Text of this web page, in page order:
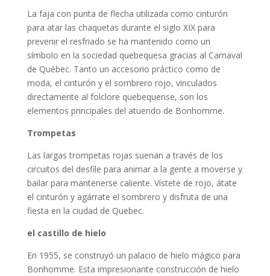
La faja con punta de flecha utilizada como cinturón
para atar las chaquetas durante el siglo XIX para
prevenir el resfriado se ha mantenido como un
símbolo en la sociedad quebequesa gracias al Carnaval
de Québec. Tanto un accesorio práctico como de
moda, el cinturón y el sombrero rojo, vinculados
directamente al folclore quebequense, son los
elementos principales del atuendo de Bonhomme.
Trompetas
Las largas trompetas rojas suenan a través de los
circuitos del desfile para animar a la gente a moverse y
bailar para mantenerse caliente. Vístete de rojo, átate
el cinturón y agárrate el sombrero y disfruta de una
fiesta en la ciudad de Quebec.
el castillo de hielo
En 1955, se construyó un palacio de hielo mágico para
Bonhomme. Esta impresionante construcción de hielo